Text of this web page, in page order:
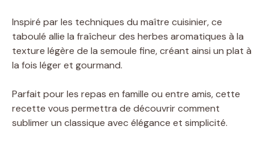
Inspiré par les techniques du maître cuisinier, ce
taboulé allie la fraîcheur des herbes aromatiques à la
texture légère de la semoule fine, créant ainsi un plat à
la fois léger et gourmand.
Parfait pour les repas en famille ou entre amis, cette
recette vous permettra de découvrir comment
sublimer un classique avec élégance et simplicité.